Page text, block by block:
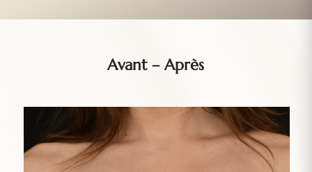
Avant – Après